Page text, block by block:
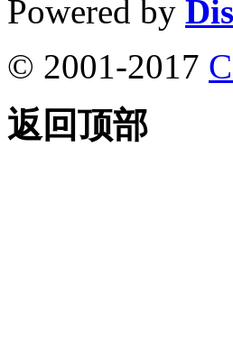
Powered by
© 2001-2017
返回顶部